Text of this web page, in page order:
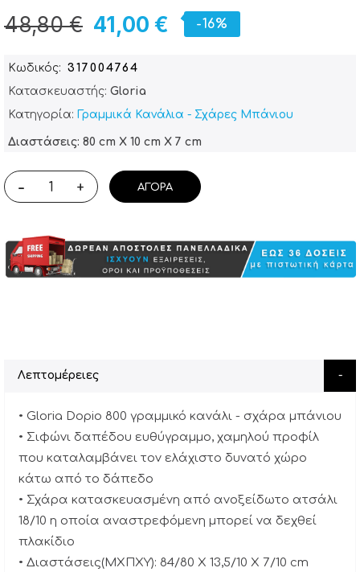
41,00 €
48,80 € -16%
Κωδικός
317004764
Κατασκευαστής: Gloria
Κατηγορία: Γραμμικά Κανάλια - Σχάρες Μπάνιου
Διαστάσεις: 80 cm X 10 cm X 7 cm
- + ΑΓΟΡΆ
Λεπτομέρειες
• Gloria Dopio 800 γραμμικό κανάλι - σχάρα μπάνιου
• Σιφώνι δαπέδου ευθύγραμμο, χαμηλού προφίλ
που καταλαμβάνει τον ελάχιστο δυνατό χώρο
κάτω από το δάπεδο
• Σχάρα κατασκευασμένη από ανοξείδωτο ατσάλι
18/10 η οποία αναστρεφόμενη μπορεί να δεχθεί
πλακίδιο
• Διαστάσεις(ΜΧΠΧΥ): 84/80 X 13,5/10 X 7/10 cm